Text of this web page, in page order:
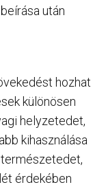
után
hozhat
különösen
helyzetedet,
kihasználása
érdekében